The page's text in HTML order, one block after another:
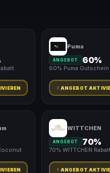
Puma
ANGEBOT 60%
60% Puma Gutschein
ANGEBOT
WITTCHEN
ANGEBOT 70%
70% WITTCHEN
ANGEBOT